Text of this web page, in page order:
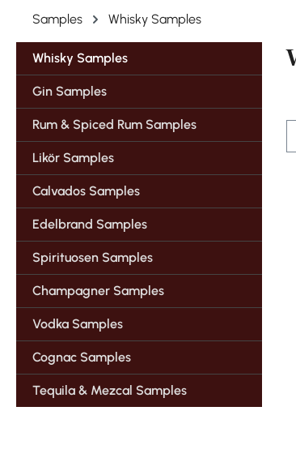
Samples Whisky Samples
Whisky Samples
Gin Samples
Rum & Spiced Rum Samples
Likör Samples
Calvados Samples
Edelbrand Samples
Spirituosen Samples
Champagner Samples
Vodka Samples
Cognac Samples
Tequila & Mezcal Samples